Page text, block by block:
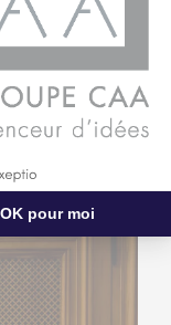
Les essences de
et la pierre
conjugués
de deux cabines,
variété de laques,
nombreuses